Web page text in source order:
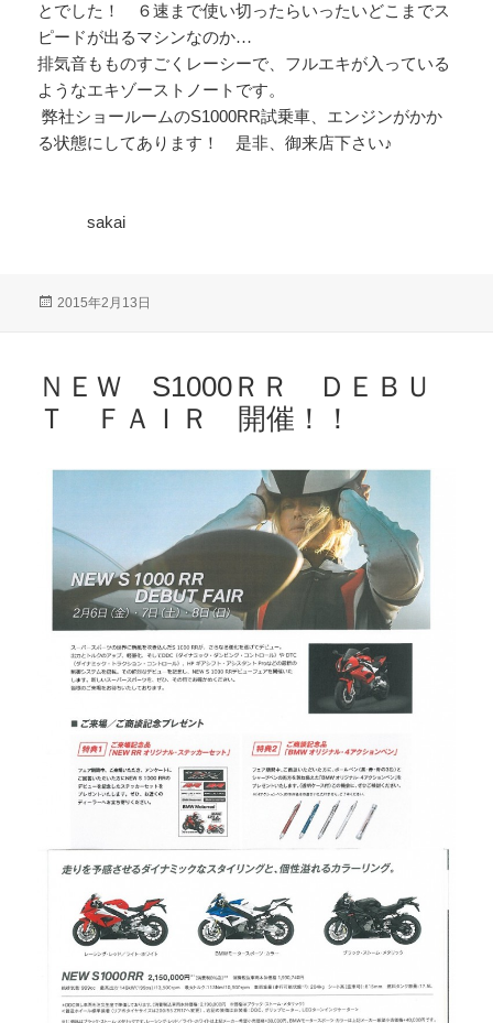
とでした！ ６速まで使い切ったらいったいどこまでス
ピードが出るマシンなのか…
排気音もものすごくレーシーで、フルエキが入っている
ようなエキゾーストノートです。
弊社ショールームのS1000RR試乗車、エンジンがかか
る状態にしてあります！ 是非、御来店下さい♪
sakai
投
2015年2月13日
ＮＥＷ S1000ＲＲ ＤＥＢＵ
Ｔ ＦＡＩＲ 開催！！